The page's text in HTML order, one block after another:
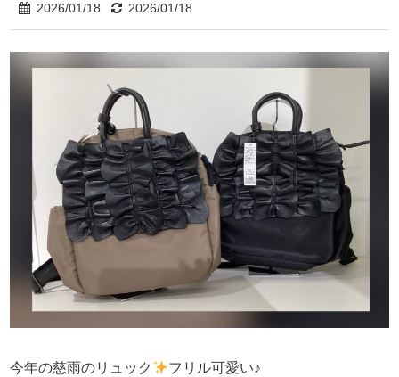
2026/01/18 2026/01/18
今年の慈雨のリュック フリル可愛い♪